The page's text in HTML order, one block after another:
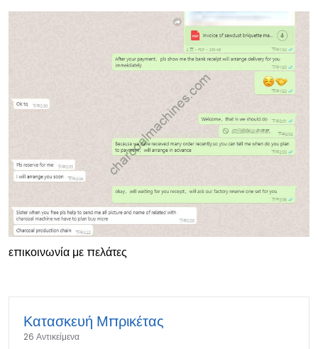
επικοινωνία με πελάτες
Κατασκευή Μπρικέτας
26 Αντικείμενα